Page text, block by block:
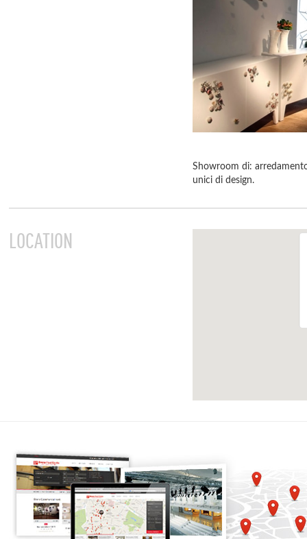
Showroom di:
unici di design.
LOCATION